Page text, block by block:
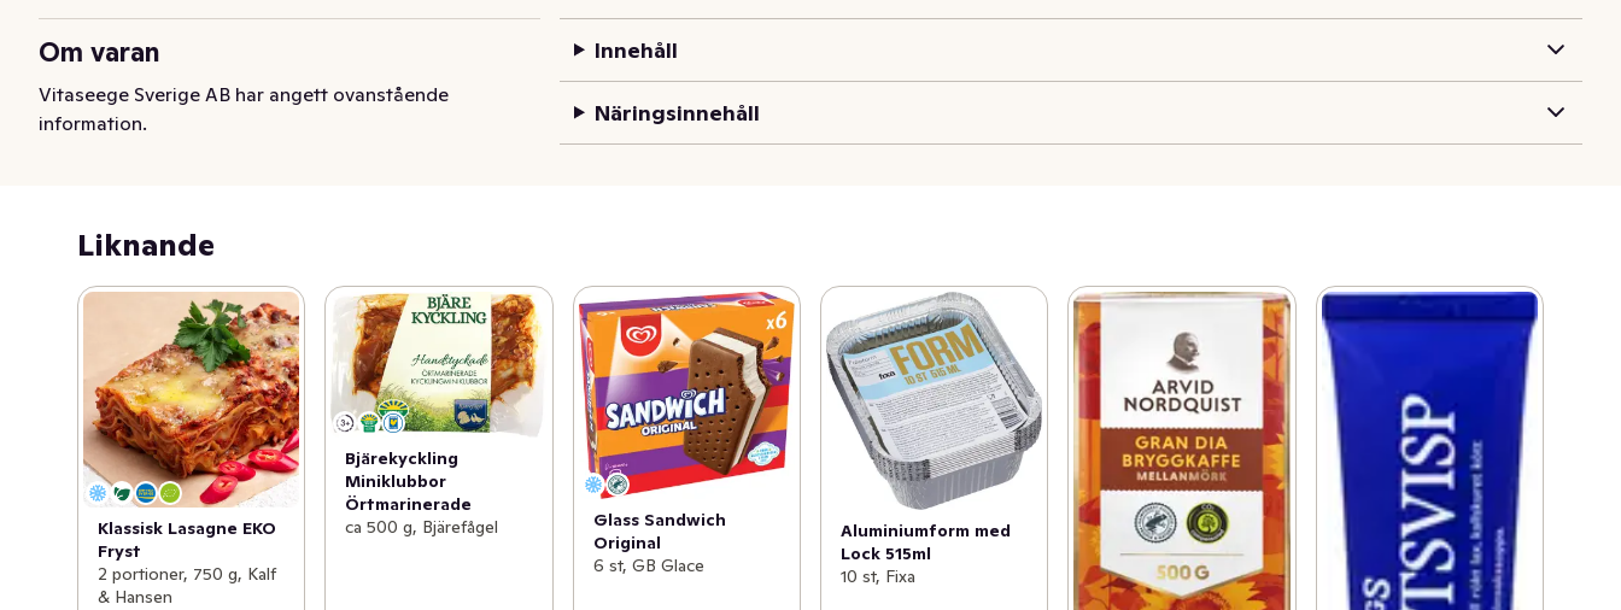
Om varan
Vitaseege Sverige AB har angett ovanstående
information.
Innehåll
Näringsinnehåll
Liknande
Klassisk Lasagne EKO
Fryst
2 portioner, 750 g, Kalf
& Hansen
Bjärekyckling
Miniklubbor
Örtmarinerade
ca 500 g, Bjärefågel
Glass Sandwich
Original
6 st, GB Glace
Aluminiumform med
Lock 515ml
10 st, Fixa